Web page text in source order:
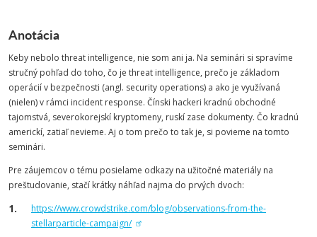
Anotácia
Keby nebolo threat intelligence, nie som ani ja. Na seminári si spravíme
stručný pohľad do toho, čo je threat intelligence, prečo je základom
operácií v bezpečnosti (angl. security operations) a ako je využívaná
(nielen) v rámci incident response. Čínski hackeri kradnú obchodné
tajomstvá, severokorejskí kryptomeny, ruskí zase dokumenty. Čo kradnú
americkí, zatiaľ nevieme. Aj o tom prečo to tak je, si povieme na tomto
seminári.
Pre záujemcov o tému posielame odkazy na užitočné materiály na
preštudovanie, stačí krátky náhľad najma do prvých dvoch:
https://www.crowdstrike.com/blog/observations-from-the-
stellarparticle-campaign/